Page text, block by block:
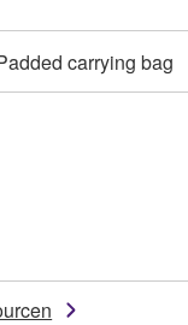
carrying bag